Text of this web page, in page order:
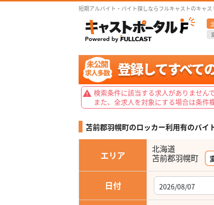
短期アルバイト・バイト探しならフルキャストのキャ
検索条件に該当する求人がありません
また、全求人を対象にする場合は条件
苫前郡羽幌町のロッカー利用有のバイ
エリア
北海道
日付